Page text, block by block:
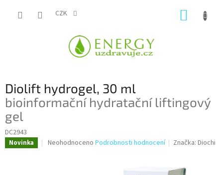
CZK
Diolift hydrogel, 30 ml
bioinformační hydratační liftingový
gel
DC2943
Novinka
Průměrné
Neohodnoceno Podrobnosti hodnocení Značka:Diochi